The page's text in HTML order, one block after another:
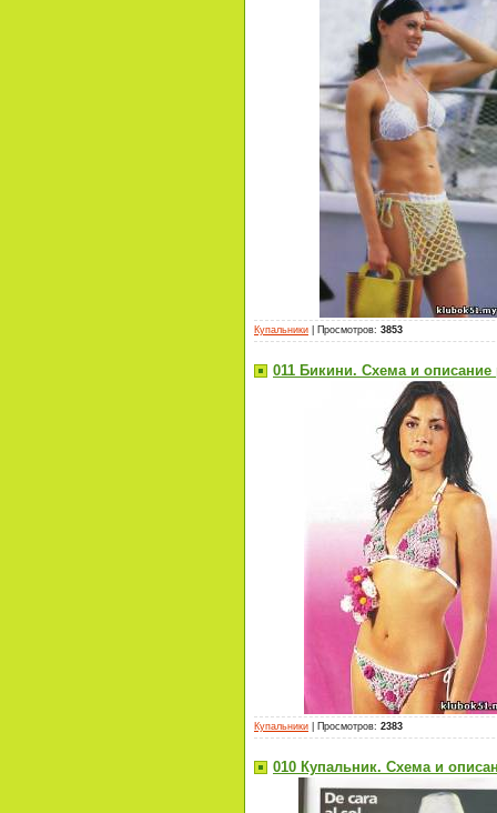
Купальники Просмотров: 3853
011 Бикини. Схема и описание
Купальники Просмотров: 2383
010 Купальник. Схема и